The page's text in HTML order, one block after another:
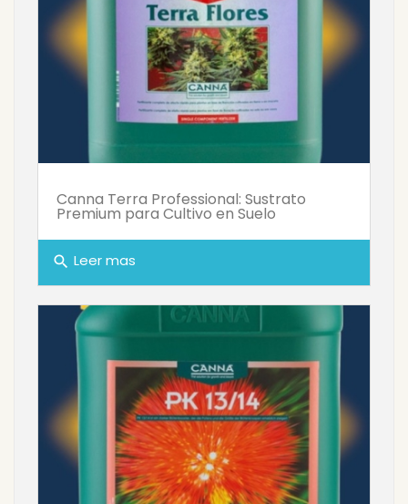
Canna Terra Professional: Sustrato
Premium para Cultivo en Suelo
search Leer mas